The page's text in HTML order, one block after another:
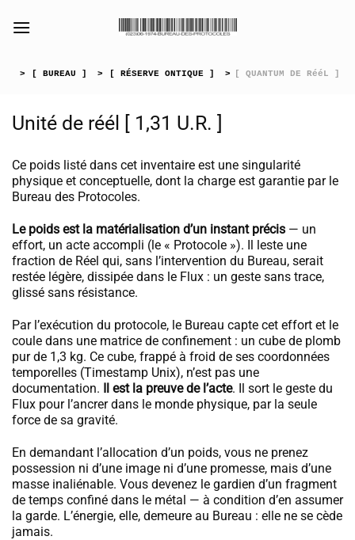
> [ BUREAU ] > [ RÉSERVE ONTIQUE ] > [ QUANTUM DE RééL ]
[collection_vibrance_galerie]
Unité de réél [ 1,31 U.R. ]
Ce poids listé dans cet inventaire est une singularité
physique et conceptuelle, dont la charge est garantie par le
Bureau des Protocoles.
Le poids est la matérialisation d’un instant précis — un
effort, un acte accompli (le « Protocole »). Il leste une
fraction de Réel qui, sans l’intervention du Bureau, serait
restée légère, dissipée dans le Flux : un geste sans trace,
glissé sans résistance.
Par l’exécution du protocole, le Bureau capte cet effort et le
coule dans une matrice de confinement : un cube de plomb
pur de 1,3 kg. Ce cube, frappé à froid de ses coordonnées
temporelles (Timestamp Unix), n’est pas une
documentation. Il est la preuve de l’acte. Il sort le geste du
Flux pour l’ancrer dans le monde physique, par la seule
force de sa gravité.
En demandant l’allocation d’un poids, vous ne prenez
possession ni d’une image ni d’une promesse, mais d’une
masse inaliénable. Vous devenez le gardien d’un fragment
de temps confiné dans le métal — à condition d’en assumer
la garde. L’énergie, elle, demeure au Bureau : elle ne se cède
jamais.